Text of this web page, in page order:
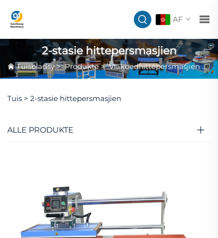
AF
2-stasie hittepersmasjien
Tuisbladsy>Produkte>Vlakbedhittepersmasjien>
Tuis > 2-stasie hittepersmasjien
ALLE PRODUKTE